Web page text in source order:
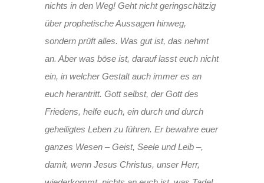
nichts in den Weg! Geht nicht geringschätzig
über prophetische Aussagen hinweg,
sondern prüft alles. Was gut ist, das nehmt
an. Aber was böse ist, darauf lasst euch nicht
ein, in welcher Gestalt auch immer es an
euch herantritt. Gott selbst, der Gott des
Friedens, helfe euch, ein durch und durch
geheiligtes Leben zu führen. Er bewahre euer
ganzes Wesen – Geist, Seele und Leib –,
damit, wenn Jesus Christus, unser Herr,